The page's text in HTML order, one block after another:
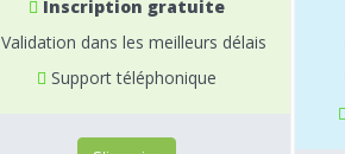
Inscription gratuite
Validation dans les meilleurs délais
Support téléphonique